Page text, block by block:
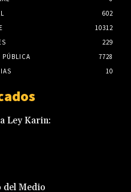
602
10312
229
PÚBLICA
7728
10
Ley Karin:
del Medio